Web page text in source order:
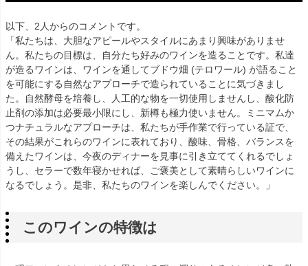
以下、2人からのコメントです。
「私たちは、大胆なアピールやスタイルにあまり興味がありませ
ん。私たちの目標は、自分たち好みのワインを造ることです。私達
が造るワインは、ワインを通してブドウ畑 (テロワール) が語ること
を可能にする自然なアプローチで造られていることに気づきまし
た。自然酵母を培養し、人工的な物を一切使用しませんし、酸化防
止剤の添加は必要最小限にし、新樽も極力使いません。ミニマムか
つナチュラルなアプローチは、私たちが手作業で行っている証で、
その結果がこれらのワインに表れており、酸味、骨格、バランスを
備えたワインは、今夜のディナーを見事に引き立ててくれるでしょ
うし、セラーで数年寝かせれば、ご褒美として素晴らしいワインに
なるでしょう。是非、私たちのワインを楽しんでください。」
このワインの特徴は